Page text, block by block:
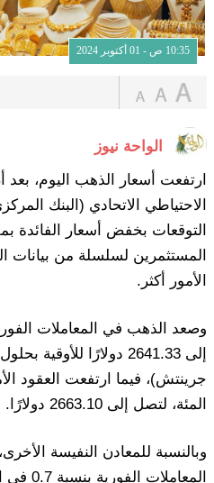
10:35 ص - 01 أكتوبر 2024
الواحة نيوز
ارتفعت أسعار الذهب اليوم،
الاحتياطي الاتحادي (البنك
التوقعات بخفض أسعار الفائدة
المستثمرين لسلسلة من بيانات
الأمور أكثر.
المئة، لتصل إلى 2663.10 دولارًا.
وبالنسبة للمعادن النفيسة